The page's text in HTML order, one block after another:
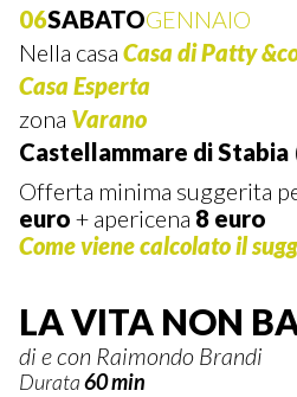
06SABATOGENNAIO
Nella casaCasa di Patty
Casa Esperta
zona Varano
Castellammare di Stabia
Offerta minima suggerita
euro + apericena 8 euro
Come viene calcolato il
LA VITA NON
di e con Raimondo Brandi
Durata60 min